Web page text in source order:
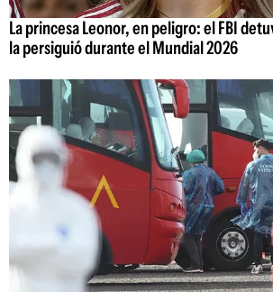
La princesa Leonor, en peligro: el FBI
la persiguió durante el Mundial 2026